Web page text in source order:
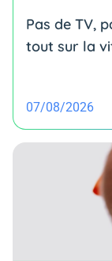
Pas de TV,
tout sur la
07/08/2026